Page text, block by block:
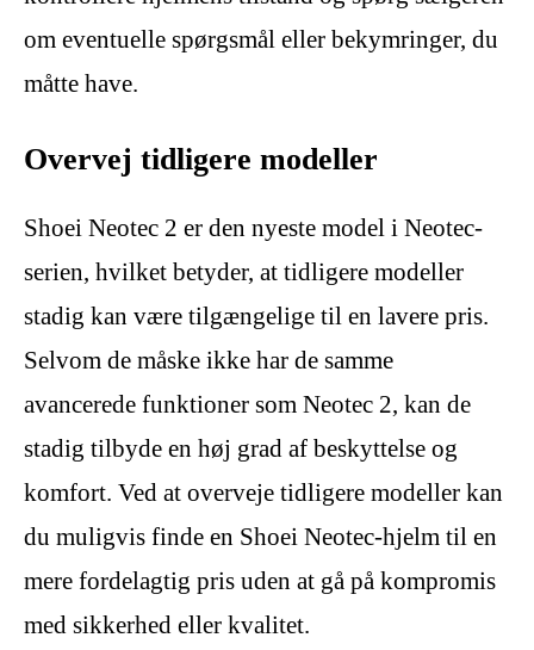
om eventuelle spørgsmål eller bekymringer, du
måtte have.
Overvej tidligere modeller
Shoei Neotec 2 er den nyeste model i Neotec-
serien, hvilket betyder, at tidligere modeller
stadig kan være tilgængelige til en lavere pris.
Selvom de måske ikke har de samme
avancerede funktioner som Neotec 2, kan de
stadig tilbyde en høj grad af beskyttelse og
komfort. Ved at overveje tidligere modeller kan
du muligvis finde en Shoei Neotec-hjelm til en
mere fordelagtig pris uden at gå på kompromis
med sikkerhed eller kvalitet.